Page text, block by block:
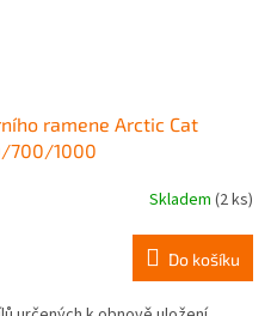
ramene Arctic Cat
700/1000
Skladem (2 ks)
Do košíku